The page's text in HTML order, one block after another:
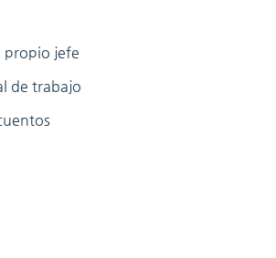
propio jefe
de trabajo